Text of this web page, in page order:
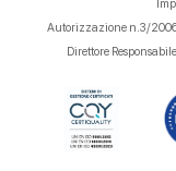
Autorizzazione n.3/2006
Direttore